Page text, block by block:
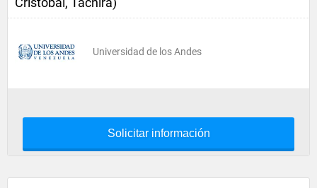
Universidad de los Andes
Solicitar información